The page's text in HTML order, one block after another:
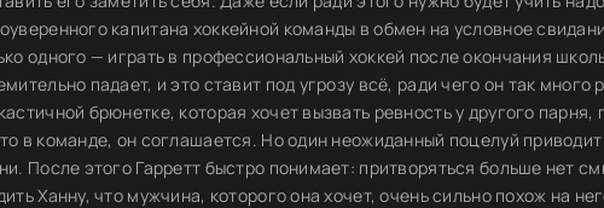
капитана хоккейной команды в обмен на условное
одного — играть в профессиональный хоккей после окончания
падает, и это ставит под угрозу всё, ради чего он так
брюнетке, которая хочет вызвать ревность у другого
в команде, он соглашается. Но один неожиданный поцелуй
После этого Гарретт быстро понимает: притворяться больше нет
Ханну, что мужчина, которого она хочет, очень сильно похож на